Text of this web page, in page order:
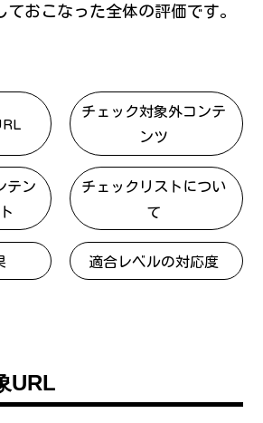
ておこなった全体の評価です。
チェック対象外コンテ
ンツ
テン
チェックリストについ
て
適合レベルの対応度
URL